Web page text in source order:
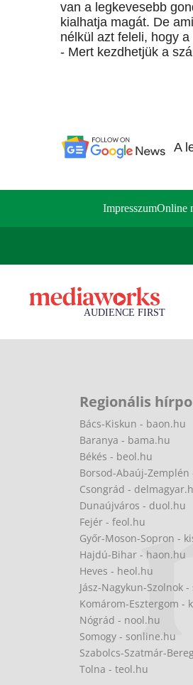
van a legkevesebb
kialhatja magát. De
nélkül azt feleli, hogy
- Mert kezdhetjük a
A
ImpresszumOnline
Regionális
Bács-Kiskun - baon.hu
Baranya - bama.hu
Békés - beol.hu
Borsod-Abaúj-Zemplén
Csongrád -
Dunaújváros - duol.hu
Fejér - feol.hu
Győr-Moson-Sopron -
Hajdú-Bihar - haon.hu
Heves - heol.hu
Jász-Nagykun-Szolnok
Komárom-Esztergom -
Nógrád - nool.hu
Somogy - sonline.hu
Szabolcs-Szatmár-
Tolna - teol.hu